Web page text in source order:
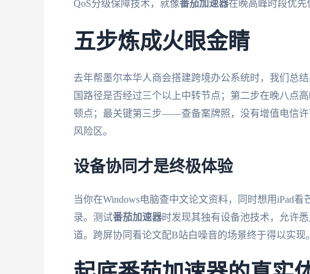
QoS分级保障技术，就像番茄加速器在晚高峰时段优先
五步炼成火眼金睛
去年帮墨尔本华人商会搭建跨境办公系统时，我们总
国路径是否经过三个以上中转节点；第二步在晚八点
顿点；最关键第三步——查备案牌照，没有增值电信
风险区。
设备协同才是终极体验
当你在Windows电脑查中文论文资料，同时想用iPad
录。测试番茄加速器时发现其独有设备池技术，允许
道。跨屏协同看论文配B站白噪音的场景终于得以实现。